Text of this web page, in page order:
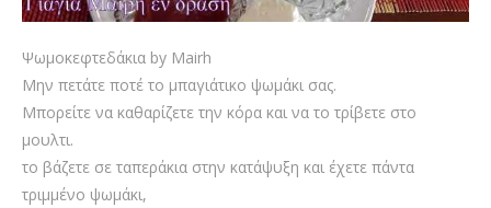
Ψωμοκεφτεδάκια by Mairh
Μην πετάτε ποτέ το μπαγιάτικο ψωμάκι σας.
Μπορείτε να καθαρίζετε την κόρα και να το τρίβετε στο
μουλτι.
το βάζετε σε ταπεράκια στην κατάψυξη και έχετε πάντα
τριμμένο ψωμάκι,